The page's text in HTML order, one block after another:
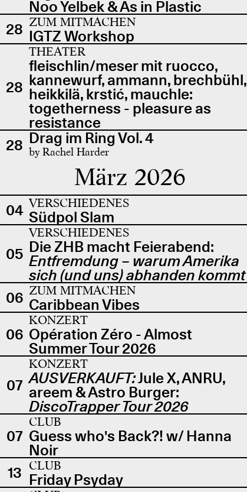
Noo Yelbek & As in Plastic
28 ZUM MITMACHEN
IGTZ Workshop
28
THEATER
fleischlin/meser mit ruocco,
kannewurf, ammann, brechbühl,
heikkilä, krstić, mauchle:
togetherness - pleasure as
resistance
28 Drag im Ring Vol. 4
by Rachel Harder
März 2026
04 VERSCHIEDENES
Südpol Slam
05
VERSCHIEDENES
Die ZHB macht Feierabend:
Entfremdung – warum Amerika
sich (und uns) abhanden kommt
06 ZUM MITMACHEN
Caribbean Vibes
06
KONZERT
Opération Zéro - Almost
Summer Tour 2026
07
KONZERT
AUSVERKAUFT:Jule X, ANRU,
areem & Astro Burger:
DiscoTrapper Tour 2026
07
CLUB
Guess who's Back?! w/ Hanna
Noir
13 CLUB
Friday Psyday